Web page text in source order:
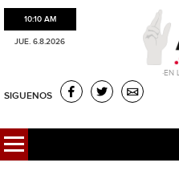
10:10 AM
JUE. 6.8.2026
SIGUENOS